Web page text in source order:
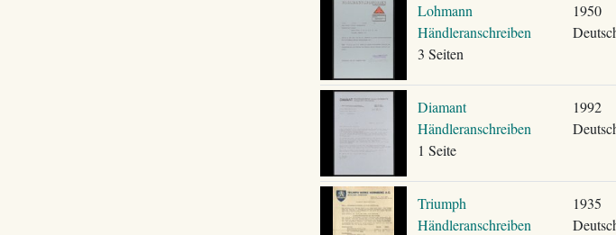
Lohmann
Händleranschreiben
3 Seiten
1950
Diamant
Händleranschreiben
1 Seite
1992
Triumph
Händleranschreiben
1935